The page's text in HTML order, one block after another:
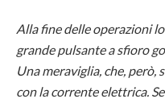
Alla fine delle operazioni
grande pulsante a sfioro
Una meraviglia, che,
con la corrente elettrica.